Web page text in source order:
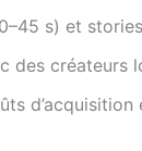
s) et
des créateurs
d’acquisition